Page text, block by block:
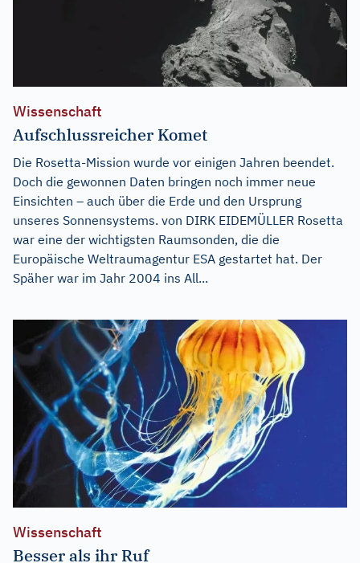
Wissenschaft
Aufschlussreicher Komet
Die Rosetta-Mission wurde vor einigen Jahren beendet.
Doch die gewonnen Daten bringen noch immer neue
Einsichten – auch über die Erde und den Ursprung
unseres Sonnensystems. von DIRK EIDEMÜLLER Rosetta
war eine der wichtigsten Raumsonden, die die
Europäische Weltraumagentur ESA gestartet hat. Der
Späher war im Jahr 2004 ins All...
Wissenschaft
Besser als ihr Ruf